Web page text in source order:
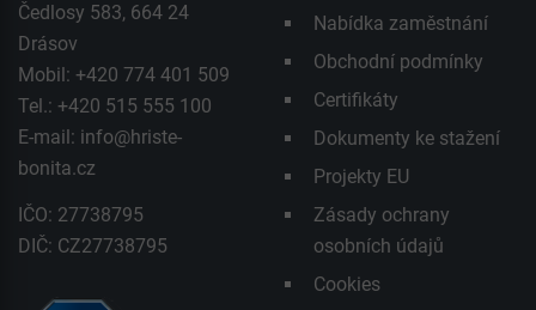
Čedlosy 583, 664 24
Drásov
Mobil: +420 774 401 509
Tel.: +420 515 555 100
E-mail: info@hriste-
bonita.cz
IČO: 27738795
DIČ: CZ27738795
Nabídka zaměstnání
Obchodní podmínky
Certifikáty
Dokumenty ke stažení
Projekty EU
Zásady ochrany
osobních údajů
Cookies